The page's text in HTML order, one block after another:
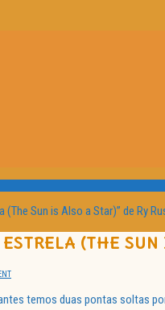
(The Sun is Also a Star)” de Ry
(THE
temos duas pontas soltas